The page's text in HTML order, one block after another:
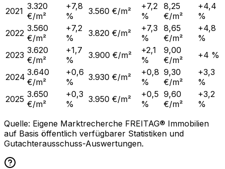
2021 3.320
€/m²
+7,8
%
3.560 €/m²
+7,2
%
8,25
€/m²
+4,4
%
2022 3.560
€/m²
+7,2
%
3.820 €/m²
+7,3
%
8,65
€/m²
+4,8
%
2023 3.620
€/m²
+1,7
%
3.900 €/m²
+2,1
%
9,00
€/m²
+4 %
2024 3.640
€/m²
+0,6
%
3.930 €/m²
+0,8
%
9,30
€/m²
+3,3
%
2025 3.650
€/m²
+0,3
%
3.950 €/m²
+0,5
%
9,60
€/m²
+3,2
%
Quelle: Eigene Marktrecherche FREITAG® Immobilien
auf Basis öffentlich verfügbarer Statistiken und
Gutachterausschuss-Auswertungen.